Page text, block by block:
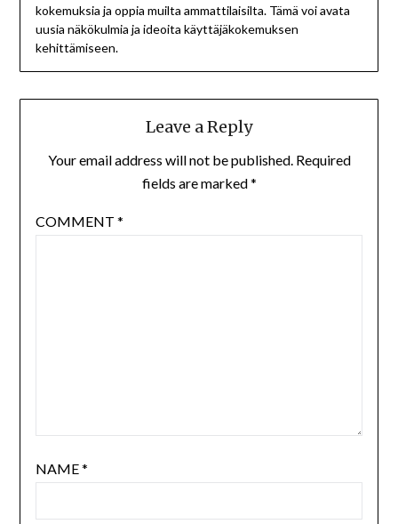
kokemuksia ja oppia muilta ammattilaisilta. Tämä voi avata
uusia näkökulmia ja ideoita käyttäjäkokemuksen
kehittämiseen.
Leave a Reply
Your email address will not be published. Required
fields are marked*
COMMENT *
NAME*